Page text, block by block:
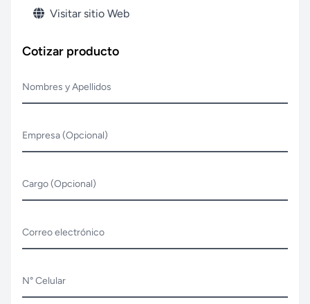
Visitar sitio Web
Cotizar producto
Nombres y Apellidos
Empresa (Opcional)
Cargo (Opcional)
Correo electrónico
N° Celular